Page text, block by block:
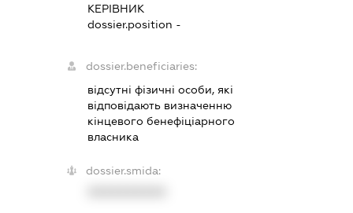
КЕРІВНИК
dossier.position -
dossier.beneficiaries:
відсутні фізичні особи, які
відповідають визначенню
кінцевого бенефіціарного
власника
dossier.smida: